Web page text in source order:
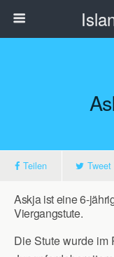
Teilen Tweet
Askja ist eine 6-
Viergangstute.
Die Stute wurde im